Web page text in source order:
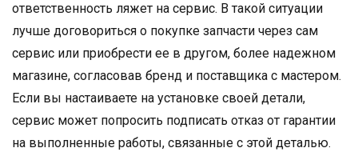
ответственность ляжет на сервис. В такой ситуации
лучше договориться о покупке запчасти через сам
сервис или приобрести ее в другом, более надежном
магазине, согласовав бренд и поставщика с мастером.
Если вы настаиваете на установке своей детали,
сервис может попросить подписать отказ от гарантии
на выполненные работы, связанные с этой деталью.